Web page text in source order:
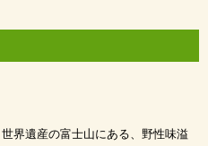
界遺産の富士山にある、野性味溢